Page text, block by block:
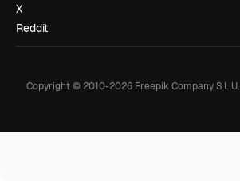
X
Reddit
Copyright © 2010-2026Freepik Company S.L.U.